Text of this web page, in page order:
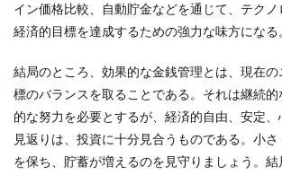
イン価格比較、自動貯金などを通じて、テク
経済的目標を達成するための強力な味方になる
結局のところ、効果的な金銭管理とは、現在の
標のバランスを取ることである。それは継続
的な努力を必要とするが、経済的自由、安定
見返りは、投資に十分見合うものである。小
を保ち、貯蓄が増えるのを見守りましょう。